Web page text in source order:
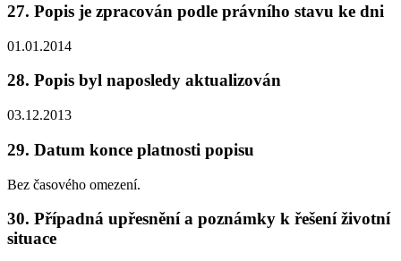
27. Popis je zpracován podle právního stavu ke dni
01.01.2014
28. Popis byl naposledy aktualizován
03.12.2013
29. Datum konce platnosti popisu
Bez časového omezení.
30. Případná upřesnění a poznámky k řešení životní
situace